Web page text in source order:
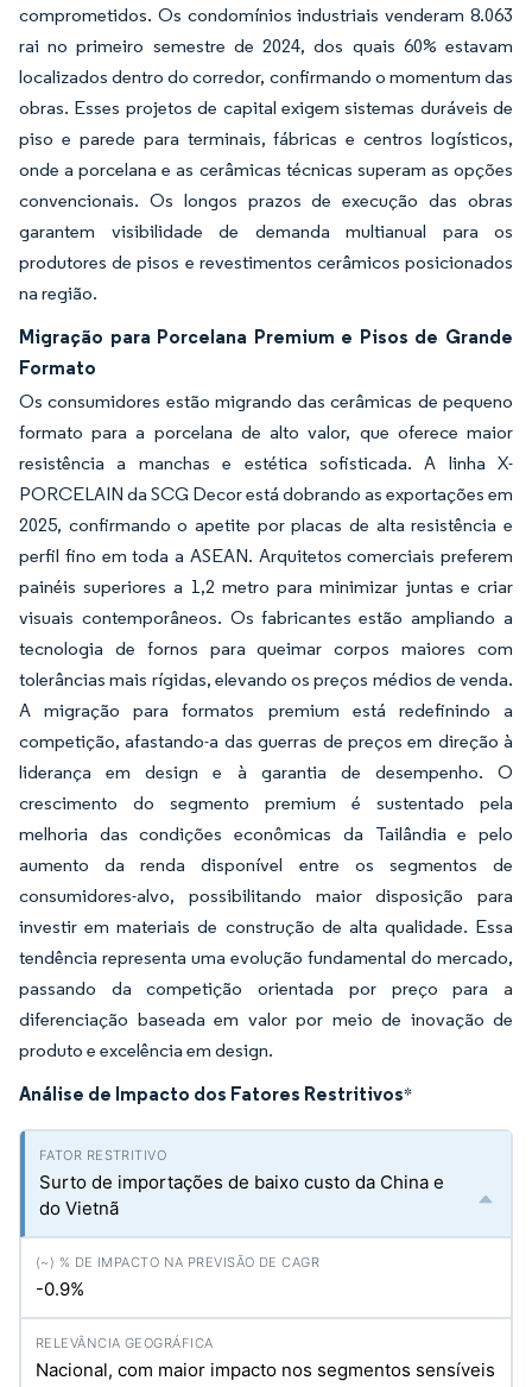
comprometidos. Os condomínios industriais venderam 8.063
rai no primeiro semestre de 2024, dos quais 60% estavam
localizados dentro do corredor, confirmando o momentum das
obras. Esses projetos de capital exigem sistemas duráveis de
piso e parede para terminais, fábricas e centros logísticos,
onde a porcelana e as cerâmicas técnicas superam as opções
convencionais. Os longos prazos de execução das obras
garantem visibilidade de demanda multianual para os
produtores de pisos e revestimentos cerâmicos posicionados
na região.
Migração para Porcelana Premium e Pisos de Grande
Formato
Os consumidores estão migrando das cerâmicas de pequeno
formato para a porcelana de alto valor, que oferece maior
resistência a manchas e estética sofisticada. A linha X-
PORCELAIN da SCG Decor está dobrando as exportações em
2025, confirmando o apetite por placas de alta resistência e
perfil fino em toda a ASEAN. Arquitetos comerciais preferem
painéis superiores a 1,2 metro para minimizar juntas e criar
visuais contemporâneos. Os fabricantes estão ampliando a
tecnologia de fornos para queimar corpos maiores com
tolerâncias mais rígidas, elevando os preços médios de venda.
A migração para formatos premium está redefinindo a
competição, afastando-a das guerras de preços em direção à
liderança em design e à garantia de desempenho. O
crescimento do segmento premium é sustentado pela
melhoria das condições econômicas da Tailândia e pelo
aumento da renda disponível entre os segmentos de
consumidores-alvo, possibilitando maior disposição para
investir em materiais de construção de alta qualidade. Essa
tendência representa uma evolução fundamental do mercado,
passando da competição orientada por preço para a
diferenciação baseada em valor por meio de inovação de
produto e excelência em design.
Análise de Impacto dos Fatores Restritivos*
Surto de importações de baixo custo da China e
do Vietnã
-0.9%
Nacional, com maior impacto nos segmentos sensíveis